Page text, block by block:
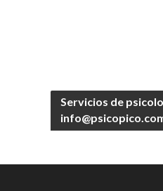
Servicios de